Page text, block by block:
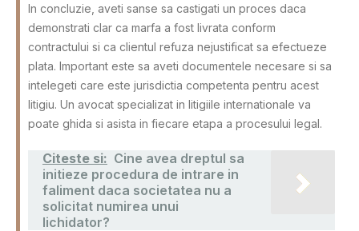
In concluzie, aveti sanse sa castigati un proces daca
demonstrati clar ca marfa a fost livrata conform
contractului si ca clientul refuza nejustificat sa efectueze
plata. Important este sa aveti documentele necesare si sa
intelegeti care este jurisdictia competenta pentru acest
litigiu. Un avocat specializat in litigiile internationale va
poate ghida si asista in fiecare etapa a procesului legal.
Citeste si: Cine avea dreptul sa
initieze procedura de intrare in
faliment daca societatea nu a
solicitat numirea unui
lichidator?